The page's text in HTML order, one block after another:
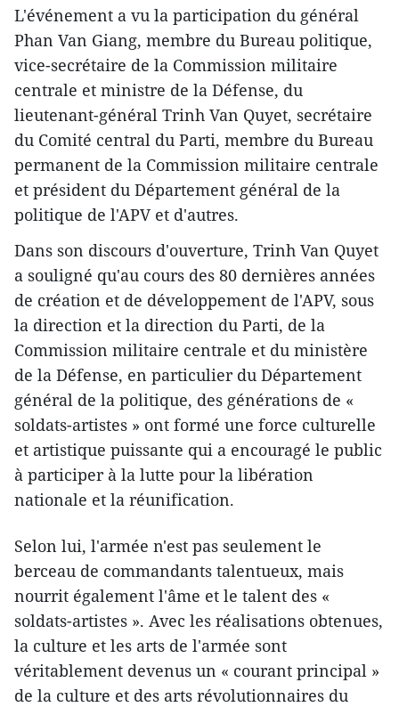
L'événement a vu la participation du général
Phan Van Giang, membre du Bureau politique,
vice-secrétaire de la Commission militaire
centrale et ministre de la Défense, du
lieutenant-général Trinh Van Quyet, secrétaire
du Comité central du Parti, membre du Bureau
permanent de la Commission militaire centrale
et président du Département général de la
politique de l'APV et d'autres.
Dans son discours d'ouverture, Trinh Van Quyet
a souligné qu'au cours des 80 dernières années
de création et de développement de l'APV, sous
la direction et la direction du Parti, de la
Commission militaire centrale et du ministère
de la Défense, en particulier du Département
général de la politique, des générations de «
soldats-artistes » ont formé une force culturelle
et artistique puissante qui a encouragé le public
à participer à la lutte pour la libération
nationale et la réunification.
Selon lui, l'armée n'est pas seulement le
berceau de commandants talentueux, mais
nourrit également l'âme et le talent des «
soldats-artistes ». Avec les réalisations obtenues,
la culture et les arts de l'armée sont
véritablement devenus un « courant principal »
de la culture et des arts révolutionnaires du